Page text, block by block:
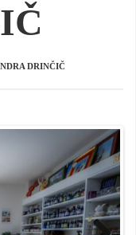
DRINČIČ